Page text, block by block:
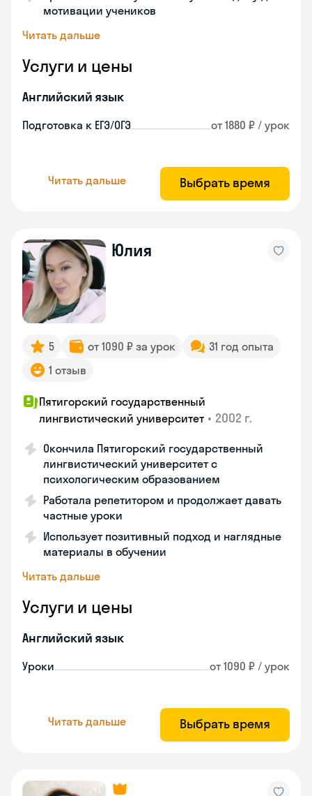
мотивации учеников
Читать дальше
Услуги и цены
Английский язык
Подготовка к ЕГЭ/ОГЭ от 1880 ₽ / урок
Читать дальше Выбрать время
Юлия
5 от 1090 ₽ за урок
31 год опыта
1 отзыв
Пятигорский государственный
лингвистический университет • 2002 г.
Окончила Пятигорский государственный
лингвистический университет с
психологическим образованием
Работала репетитором и продолжает давать
частные уроки
Использует позитивный подход и наглядные
материалы в обучении
Читать дальше
Услуги и цены
Английский язык
Уроки от 1090 ₽ / урок
Читать дальше Выбрать время